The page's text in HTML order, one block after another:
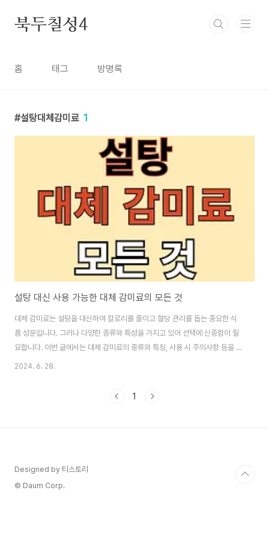
북두칠성4
홈 태그 방명록
설탕대체감미료 1
설탕 대신 사용 가능한 대체 감미료의 모든 것
대체 감미료는 설탕을 대신하여 칼로리를 줄이고 혈당 관리를 돕는 중요한 식
품 성분입니다. 그러나 다양한 종류와 특성을 가지고 있어 선택에 신중함이 필
요합니다. 이번 글에서는 대체 감미료의 종류와 특징, 사용 시 주의사항 등을 알
아보겠습니다. 부제: 설탕 대체 감미료 종류와 특징, 주의사항 이 글의 순서0.
류 감미료5. 실사용시 주의사항6. 결론7. 도움 되는 글 0. 이 글의 요약 ▣ 대체
2024. 6. 28.
1
Designed by 티스토리
© Daum Corp.